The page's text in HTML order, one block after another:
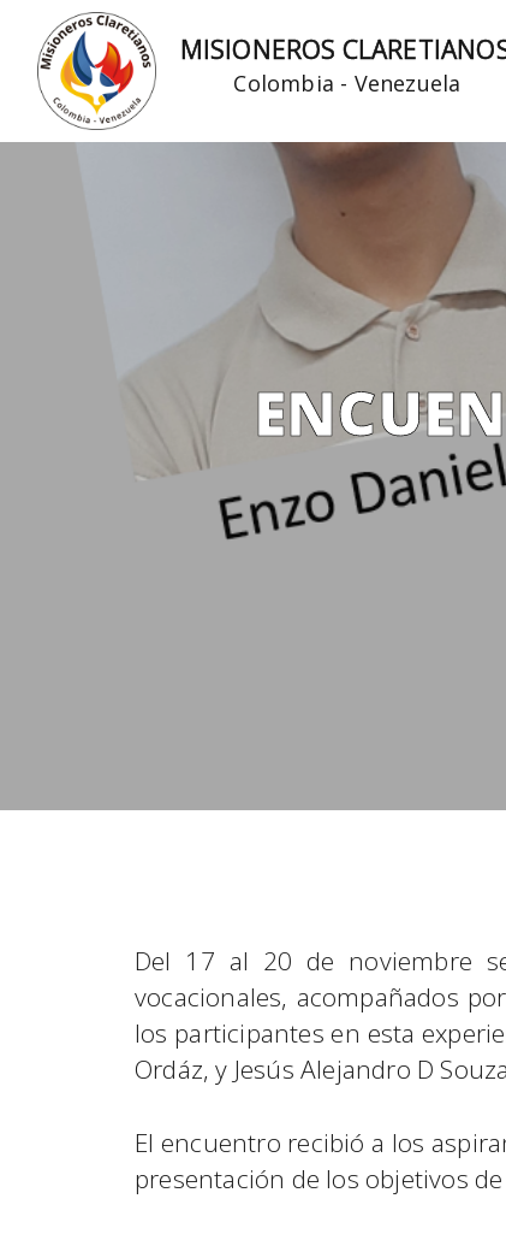
contenido
MISIONEROS
Colombia - Venezuela
Del 17 al 20 de noviembre
vocacionales, acompañados
los participantes en esta
Ordáz, y Jesús Alejandro D
El encuentro recibió a los
presentación de los objetivos